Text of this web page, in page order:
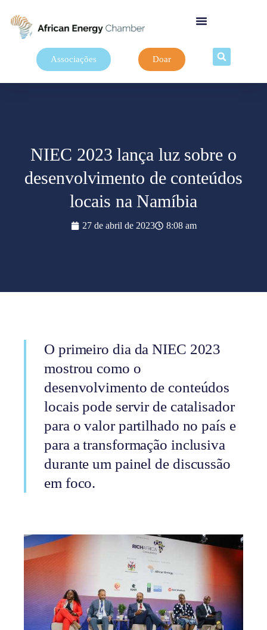
Associações Doar
NIEC 2023 lança luz sobre o
desenvolvimento de conteúdos
locais na Namíbia
27 de abril de 2023 8:08 am
O primeiro dia da NIEC 2023
mostrou como o
desenvolvimento de conteúdos
locais pode servir de catalisador
para o valor partilhado no país e
para a transformação inclusiva
durante um painel de discussão
em foco.